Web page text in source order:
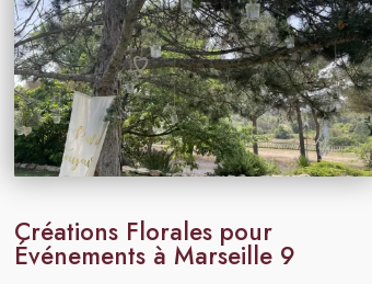
Créations Florales pour
Événements à Marseille 9